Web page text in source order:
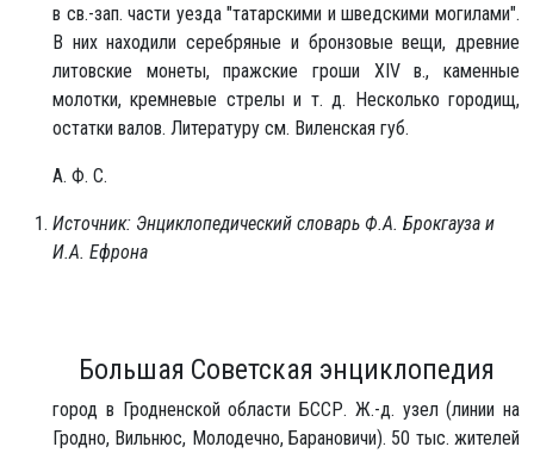
в св.-зап. части уезда "татарскими и шведскими могилами".
В них находили серебряные и бронзовые вещи, древние
литовские монеты, пражские гроши XIV в., каменные
молотки, кремневые стрелы и т. д. Несколько городищ,
остатки валов. Литературу см. Виленская губ.
А. Ф. С.
Источник: Энциклопедический словарь Ф.А. Брокгауза и
И.А. Ефрона
Большая Советская энциклопедия
город в Гродненской области БССР. Ж.-д. узел (линии на
Гродно, Вильнюс, Молодечно, Барановичи). 50 тыс. жителей